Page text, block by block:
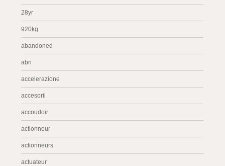
28yr
920kg
abandoned
abri
accelerazione
accesorii
accoudoir
actionneur
actionneurs
actuateur